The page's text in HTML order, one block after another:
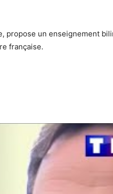
propose un enseignement
française.